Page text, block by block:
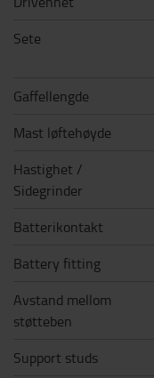
Sete
Gaffellengde
Mast løftehøyde
Hastighet /
Sidegrinder
Batterikontakt
Battery fitting
Avstand mellom
støtteben
Support studs